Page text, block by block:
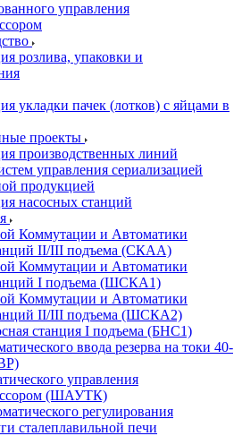
управления
розлива, упаковки и
укладки пачек (лотков) с яйцами в
проекты
производственных линий
управления сериализацией
продукцией
насосных станций
Коммутации и Автоматики
II/III подъема (СКАА)
Коммутации и Автоматики
I подъема (ШСКА1)
Коммутации и Автоматики
II/III подъема (ШСКА2)
станция I подъема (БНС1)
ввода резерва на токи 40-
управления
(ШАУТК)
регулирования
сталеплавильной печи